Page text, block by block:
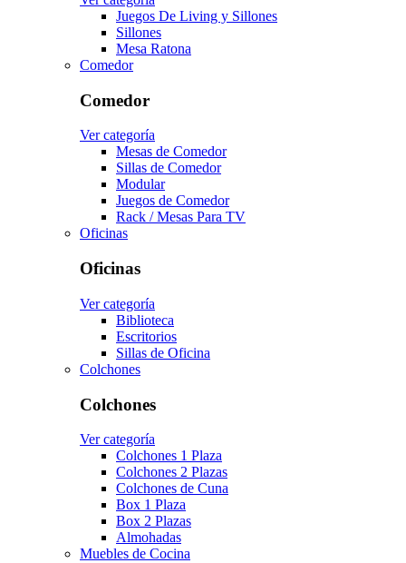
Juegos De Living y Sillones
Sillones
Mesa Ratona
Comedor
Comedor
Ver categoría
Mesas de Comedor
Sillas de Comedor
Modular
Juegos de Comedor
Rack / Mesas Para TV
Oficinas
Oficinas
Ver categoría
Biblioteca
Escritorios
Sillas de Oficina
Colchones
Colchones
Ver categoría
Colchones 1 Plaza
Colchones 2 Plazas
Colchones de Cuna
Box 1 Plaza
Box 2 Plazas
Almohadas
Muebles de Cocina